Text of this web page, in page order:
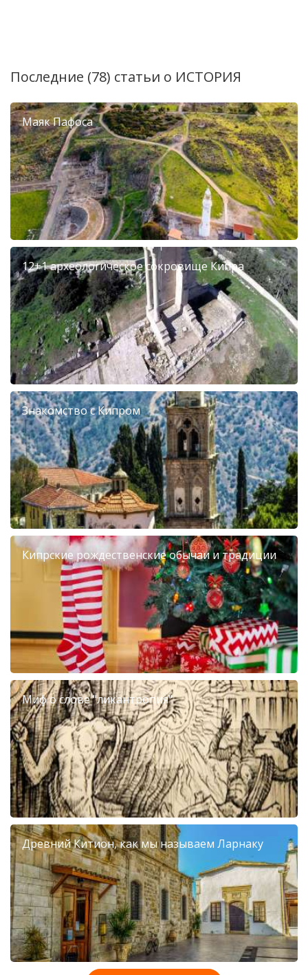
Последние (78) статьи о ИСТОРИЯ
Маяк Пафоса
12+1 археологическое сокровище Кипра
Знакомство с Кипром
Кипрские рождественские обычаи и традиции
Миф о слове "ликантропия"
Древний Китион, как мы называем Ларнаку